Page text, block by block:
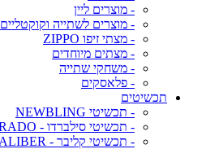
- מוצרים ליין
- מוצרים לשתייה וקוקטליים
- מצתי זיפו ZIPPO
- מצתים מיוחדים
- משחקי שתייה
- פלאסקים
תכשיטים
- תכשיטי NEWBLING
- תכשיטי סילברדו - SILVERADO
- תכשיטי קליבר - KALIBER